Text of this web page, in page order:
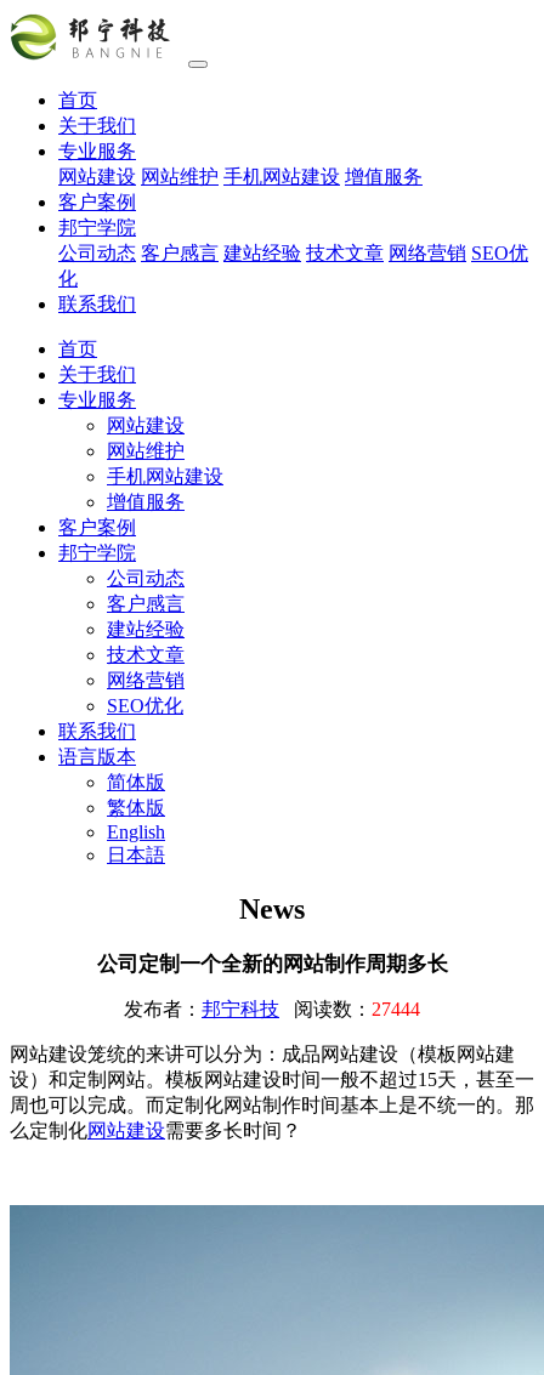
首页
关于我们
专业服务
网站建设 网站维护 手机网站建设 增值服务
客户案例
邦宁学院
公司动态 客户感言 建站经验 技术文章 网络营销 SEO优
化
联系我们
首页
关于我们
专业服务
网站建设
网站维护
手机网站建设
增值服务
客户案例
邦宁学院
公司动态
客户感言
建站经验
技术文章
网络营销
SEO优化
联系我们
语言版本
简体版
繁体版
English
日本語
News
公司定制一个全新的网站制作周期多长
发布者： 邦宁科技 阅读数： 27444
网站建设笼统的来讲可以分为：成品网站建设（模板网站建
设）和定制网站。模板网站建设时间一般不超过15天，甚至一
周也可以完成。而定制化网站制作时间基本上是不统一的。那
么定制化网站建设需要多长时间？